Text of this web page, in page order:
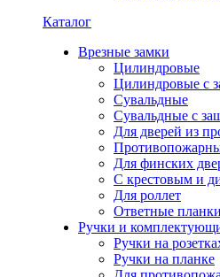
Каталог
Врезные замки
Цилиндровые
Цилиндровые с
Сувальдные
Сувальдные с
Для дверей из
Для финских
С крестовым и
Для роллет
Ответные планки
Ручки и
Ручки на
Ручки на планке